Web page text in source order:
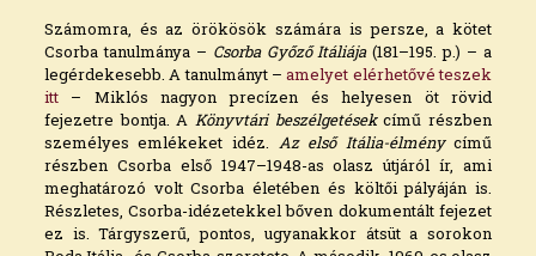
Számomra, és az örökösök számára is persze, a kötet
Csorba tanulmánya – Csorba Győző Itáliája(181–195. p.) – a
legérdekesebb. A tanulmányt –amelyet elérhetővé teszek
itt– Miklós nagyon precízen és helyesen öt rövid
fejezetre bontja. A Könyvtári beszélgetésekcímű részben
személyes emlékeket idéz. Az első Itália-élménycímű
részben Csorba első 1947–1948-as olasz útjáról ír, ami
meghatározó volt Csorba életében és költői pályáján is.
Részletes, Csorba-idézetekkel bőven dokumentált fejezet
ez is. Tárgyszerű, pontos, ugyanakkor átsüt a sorokon